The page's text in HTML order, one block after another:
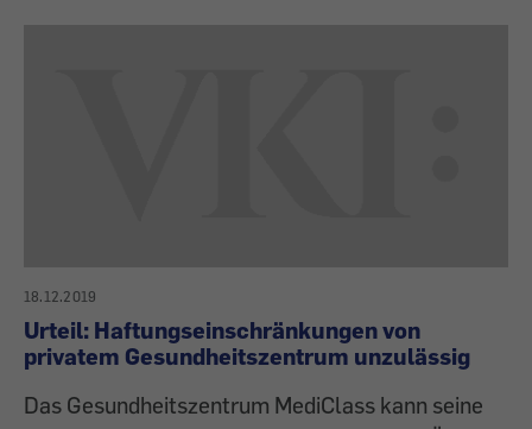
18.12.2019
Urteil: Haftungseinschränkungen von
privatem Gesundheitszentrum unzulässig
Das Gesundheitszentrum MediClass kann seine